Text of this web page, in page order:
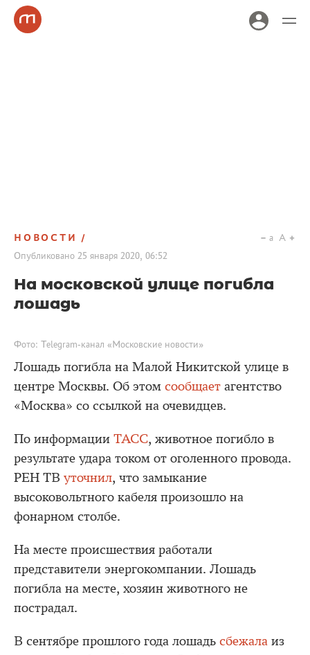
НОВОСТИ
Опубликовано 25 января 2020, 06:52
a A
На московской улице погибла
лошадь
Фото: Telegram-канал «Московские новости»
Лошадь погибла на Малой Никитской улице в
центре Москвы. Об этом сообщает агентство
«Москва» со ссылкой на очевидцев.
По информации ТАСС, животное погибло в
результате удара током от оголенного провода.
РЕН ТВ уточнил, что замыкание
высоковольтного кабеля произошло на
фонарном столбе.
На месте происшествия работали
представители энергокомпании. Лошадь
погибла на месте, хозяин животного не
пострадал.
В сентябре прошлого года лошадь сбежала из